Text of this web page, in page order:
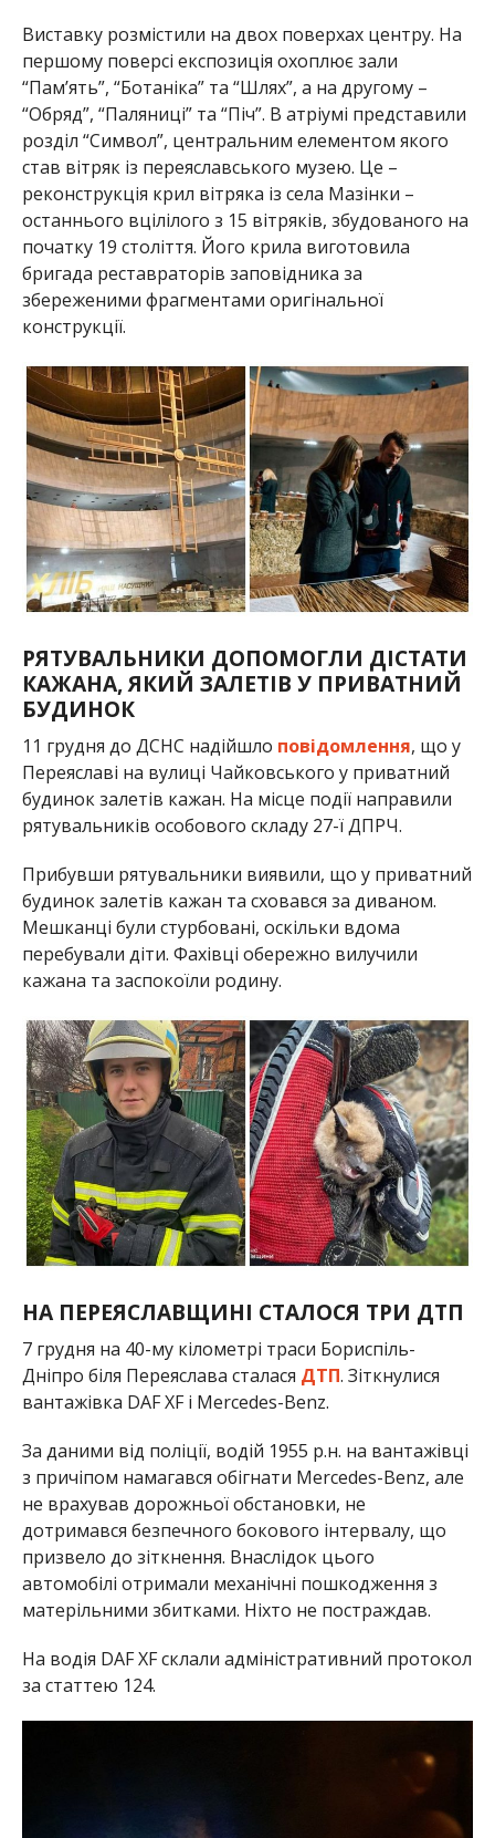
Виставку розмістили на двох поверхах центру. На
першому поверсі експозиція охоплює зали
“Пам’ять”, “Ботаніка” та “Шлях”, а на другому –
“Обряд”, “Паляниці” та “Піч”. В атріумі представили
розділ “Символ”, центральним елементом якого
став вітряк із переяславського музею. Це –
реконструкція крил вітряка із села Мазінки –
останнього вцілілого з 15 вітряків, збудованого на
початку 19 століття. Його крила виготовила
бригада реставраторів заповідника за
збереженими фрагментами оригінальної
конструкції.
РЯТУВАЛЬНИКИ ДОПОМОГЛИ ДІСТАТИ
КАЖАНА, ЯКИЙ ЗАЛЕТІВ У ПРИВАТНИЙ
БУДИНОК
11 грудня до ДСНС надійшло повідомлення, що у
Переяславі на вулиці Чайковського у приватний
будинок залетів кажан. На місце події направили
рятувальників особового складу 27-ї ДПРЧ.
Прибувши рятувальники виявили, що у приватний
будинок залетів кажан та сховався за диваном.
Мешканці були стурбовані, оскільки вдома
перебували діти. Фахівці обережно вилучили
кажана та заспокоїли родину.
НА ПЕРЕЯСЛАВЩИНІ СТАЛОСЯ ТРИ ДТП
7 грудня на 40-му кілометрі траси Бориспіль-
Дніпро біля Переяслава сталася ДТП. Зіткнулися
вантажівка DAF XF і Mercedes-Benz.
За даними від поліції, водій 1955 р.н. на вантажівці
з причіпом намагався обігнати Mercedes-Benz, але
не врахував дорожньої обстановки, не
дотримався безпечного бокового інтервалу, що
призвело до зіткнення. Внаслідок цього
автомобілі отримали механічні пошкодження з
матерільними збитками. Ніхто не постраждав.
На водія DAF XF склали адміністративний протокол
за статтею 124.